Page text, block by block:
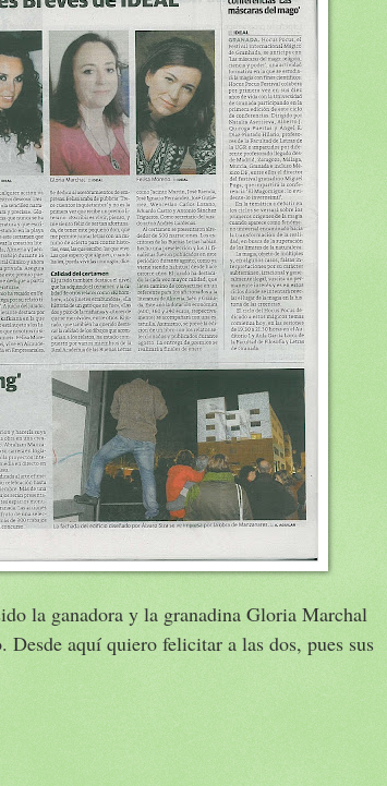
la ganadora y la granadina Gloria Marchal
Desde aquí quiero felicitar a las dos, pues sus